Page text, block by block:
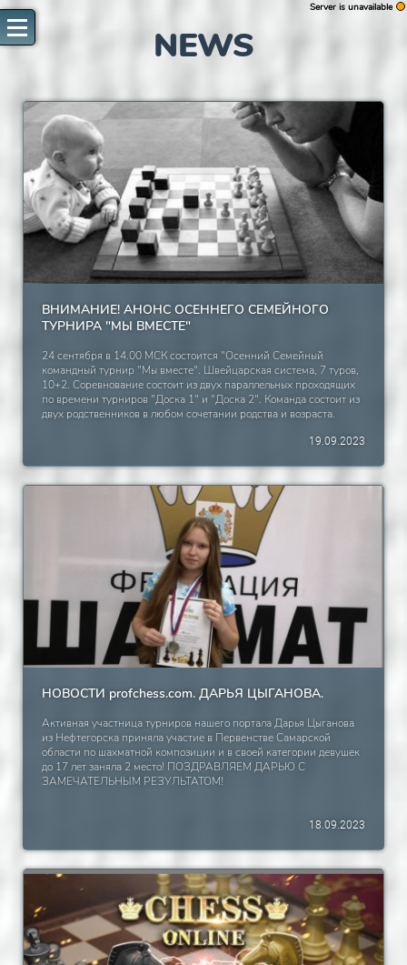
Authorization fail
Reload page
Retry to authorize
Server is unavailable
NEWS
ВНИМАНИЕ! АНОНС ОСЕННЕГО СЕМЕЙНОГО
ТУРНИРА "МЫ ВМЕСТЕ"
24 сентября в 14.00 МСК состоится "Осенний Семейный
командный турнир "Мы вместе". Швейцарская система, 7 туров,
10+2. Соревнование состоит из двух параллельных проходящих
по времени турниров "Доска 1" и "Доска 2". Команда состоит из
двух родственников в любом сочетании родства и возраста.
("Доска 1" или "Доска 2"), выбор участия кому играть в каком
директором турнира по контактам: 8-908-812-7725 (Whats App.
Viber, Telegram) до 23 сентября 23.00 МСК. Участники команд,
занявшие 1, 2 и 3 места - награждаются грамотами. Регистрация
в турнирах "Доска 1" и "Доска 2" также заканчивается 23
сентября в 23.00 МСК, позже регистрация будет ЗАКРЫТА!
ПРИГЛАШАЕМ К УЧАСТИЮ!!!
19.09.2023
НОВОСТИ profchess.com. ДАРЬЯ ЦЫГАНОВА.
Активная участница турниров нашего портала Дарья Цыганова
из Нефтегорска приняла участие в Первенстве Самарской
области по шахматной композиции и в своей категории девушек
до 17 лет заняла 2 место! ПОЗДРАВЛЯЕМ ДАРЬЮ С
ЗАМЕЧАТЕЛЬНЫМ РЕЗУЛЬТАТОМ!
18.09.2023